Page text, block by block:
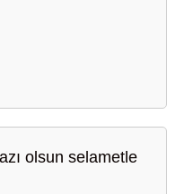
olsun selametle